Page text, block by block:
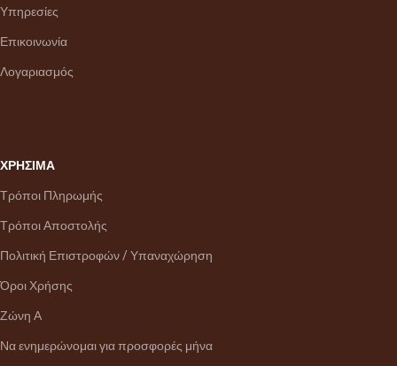
Υπηρεσίες
Επικοινωνία
Λογαριασμός
ΧΡΗΣΙΜΑ
Τρόποι Πληρωμής
Τρόποι Αποστολής
Πολιτική Επιστροφών / Υπαναχώρηση
Όροι Χρήσης
Ζώνη Α
Να ενημερώνομαι για προσφορές μήνα